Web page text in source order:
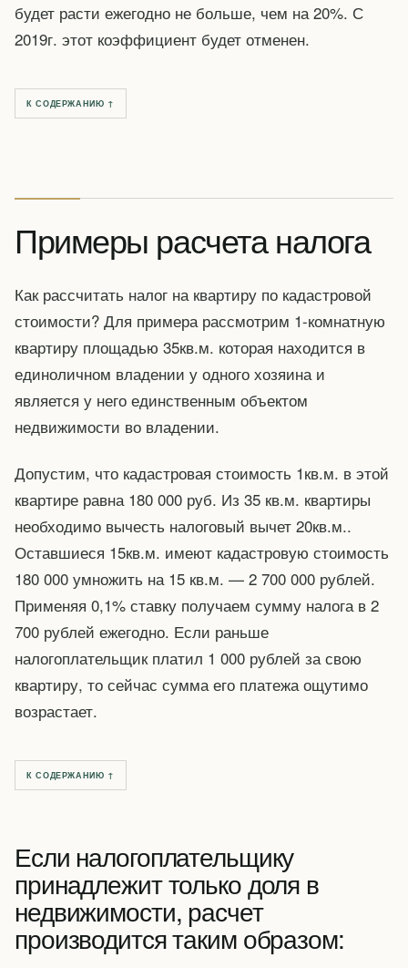
будет расти ежегодно не больше, чем на 20%. С
2019г. этот коэффициент будет отменен.
К СОДЕРЖАНИЮ ↑
Примеры расчета налога
Как рассчитать налог на квартиру по кадастровой
стоимости? Для примера рассмотрим 1-комнатную
квартиру площадью 35кв.м. которая находится в
единоличном владении у одного хозяина и
является у него единственным объектом
недвижимости во владении.
Допустим, что кадастровая стоимость 1кв.м. в этой
квартире равна 180 000 руб. Из 35 кв.м. квартиры
необходимо вычесть налоговый вычет 20кв.м..
Оставшиеся 15кв.м. имеют кадастровую стоимость
180 000 умножить на 15 кв.м. — 2 700 000 рублей.
Применяя 0,1% ставку получаем сумму налога в 2
700 рублей ежегодно. Если раньше
налогоплательщик платил 1 000 рублей за свою
квартиру, то сейчас сумма его платежа ощутимо
возрастает.
К СОДЕРЖАНИЮ ↑
Если налогоплательщику
принадлежит только доля в
недвижимости, расчет
производится таким образом: